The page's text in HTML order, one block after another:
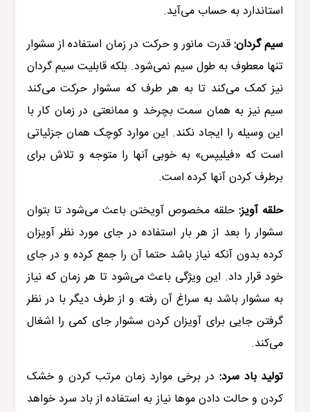
استاندارد به حساب می‌آید.
سیم گردان:قدرت مانور و حرکت در زمان استفاده از سشوار
تنها معطوف به طول سیم نمی‌شود. بلکه قابلیت سیم گردان
نیز کمک می‌کند تا به هر طرف که سشوار حرکت می‌کند
سیم نیز به همان سمت بچرخد و ممانعتی در زمان کار با
این وسیله را ایجاد نکند. این موارد کوچک همان جزئیاتی
است که «فیلیپس» به خوبی آنها را متوجه و تلاش برای
برطرف کردن آنها کرده است.
حلقه آویز: حلقه مخصوص آویختن باعث می‌شود تا بتوان
سشوار را بعد از هر بار استفاده در جای مورد نظر آویزان
کرده بدون آنکه نیاز باشد حتما آن را جمع کرده و در جای
خود قرار داد. این ویژگی باعث می‌شود تا هر زمان که نیاز
به سشوار باشد به سراغ آن رفته و از طرف دیگر با در نظر
گرفتن جایی برای آویزان کردن سشوار جای کمی را اشغال
می‌کند.
تولید باد سرد: در برخی موارد زمان مرتب کردن و خشک
کردن و حالت دادن موها نیاز به استفاده از باد سرد خواهد